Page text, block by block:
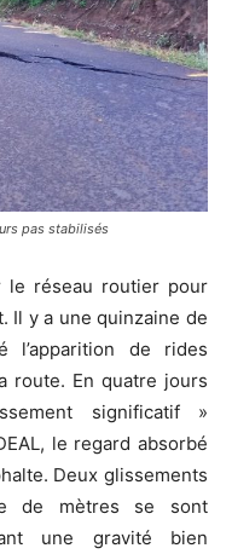
pas stabilisés
le réseau routier pour
Il y a une quinzaine de
l’apparition de rides
route. En quatre jours
significatif »
le regard absorbé
Deux glissements
de mètres se sont
une gravité bien